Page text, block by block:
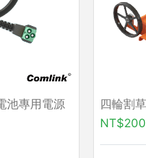
池專用電源
四輪割